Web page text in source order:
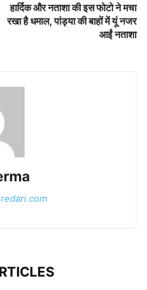
हार्दिक और नताशा की इस फोटो ने मचा
रखा है धमाल, पांड्या की बाहों में यूं नजर
आईं नताशा